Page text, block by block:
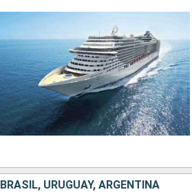
BRASIL, URUGUAY, ARGENTINA